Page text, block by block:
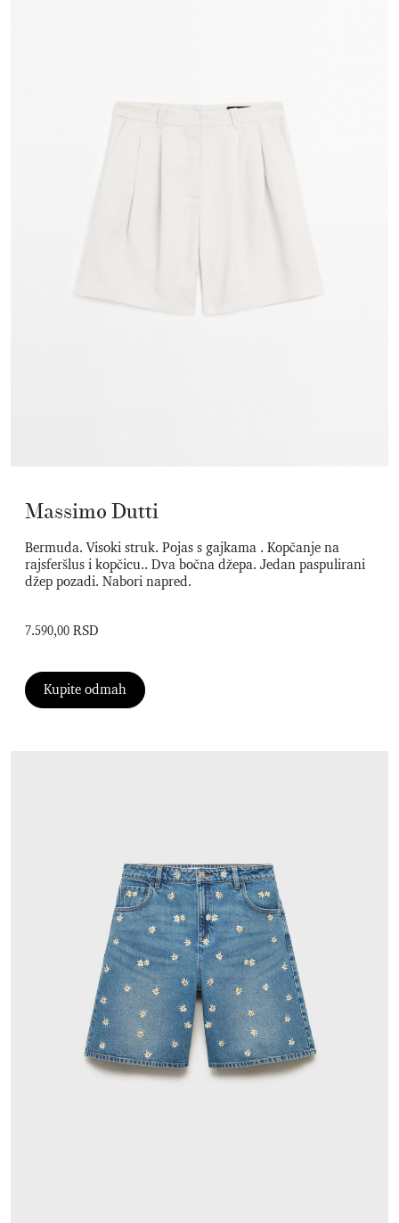
Massimo Dutti
Bermuda. Visoki struk. Pojas s gajkama . Kopčanje na
rajsferšlus i kopčicu.. Dva bočna džepa. Jedan paspulirani
džep pozadi. Nabori napred.
7.590,00 RSD
Kupite odmah